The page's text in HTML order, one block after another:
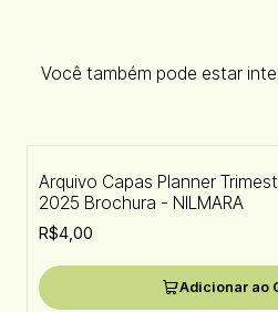
Você também pode estar
Arquivo Capas Planner
2025 Brochura - NILMARA
R$4,00
Adicionar ao